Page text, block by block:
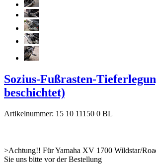
Sozius-Fußrasten-
beschichtet)
Artikelnummer: 15 10 11150 0 BL
>Achtung!! Für Yamaha XV 1700 Wildstar/
Sie uns bitte vor der Bestellung